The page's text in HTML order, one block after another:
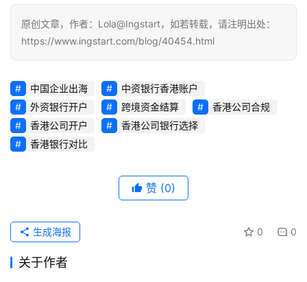
原创文章，作者：Lola@Ingstart，如若转载，请注明出处：
https://www.ingstart.com/blog/40454.html
中国企业出海
中资银行香港账户
外资银行开户
跨境资金结算
香港公司合规
香港公司开户
香港公司银行选择
香港银行对比
赞 (0)
0 0
生成海报
关于作者